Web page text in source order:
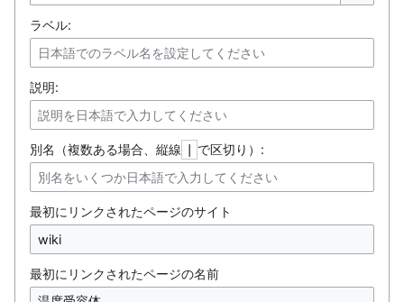
ラベル:
説明:
別名（複数ある場合、縦線 で区切り）:
最初にリンクされたページのサイト
最初にリンクされたページの名前